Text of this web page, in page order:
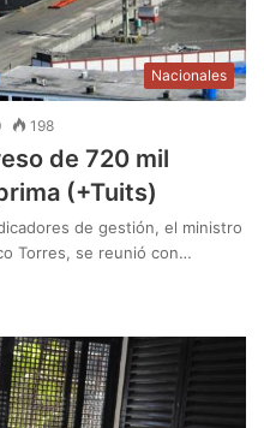
Nacionales
198
de 720 mil
(+Tuits)
de gestión, el ministro
Torres, se reunió con…